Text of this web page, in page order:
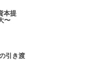
本提
〜
引き渡